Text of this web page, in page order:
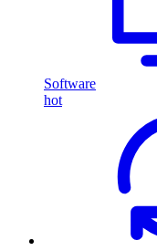
Software
hot